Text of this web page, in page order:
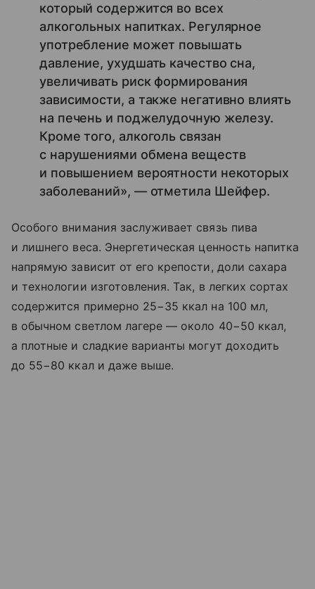
который содержится во всех
алкогольных напитках. Регулярное
употребление может повышать
давление, ухудшать качество сна,
увеличивать риск формирования
зависимости, а также негативно влиять
на печень и поджелудочную железу.
Кроме того, алкоголь связан
с нарушениями обмена веществ
и повышением вероятности некоторых
заболеваний», — отметила Шейфер.
Особого внимания заслуживает связь пива
и лишнего веса. Энергетическая ценность напитка
напрямую зависит от его крепости, доли сахара
и технологии изготовления. Так, в легких сортах
содержится примерно 25−35 ккал на 100 мл,
в обычном светлом лагере — около 40−50 ккал,
а плотные и сладкие варианты могут доходить
до 55−80 ккал и даже выше.